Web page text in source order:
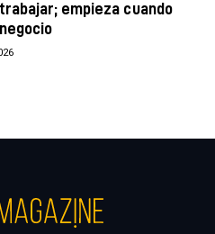
empieza cuando